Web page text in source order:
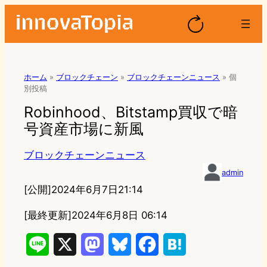
ホーム » ブロックチェーン » ブロックチェーンニュース » 個
別投稿
Robinhood、Bitstamp買収で暗
号資産市場に新風
ブロックチェーンニュース
admin
[公開]2024年6月7日21:14
[最終更新]2024年6月8日 06:14